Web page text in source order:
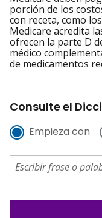
porción de los
con receta, como
Medicare acredita
ofrecen la parte D
médico
de medicamentos
Consulte el
Empieza con